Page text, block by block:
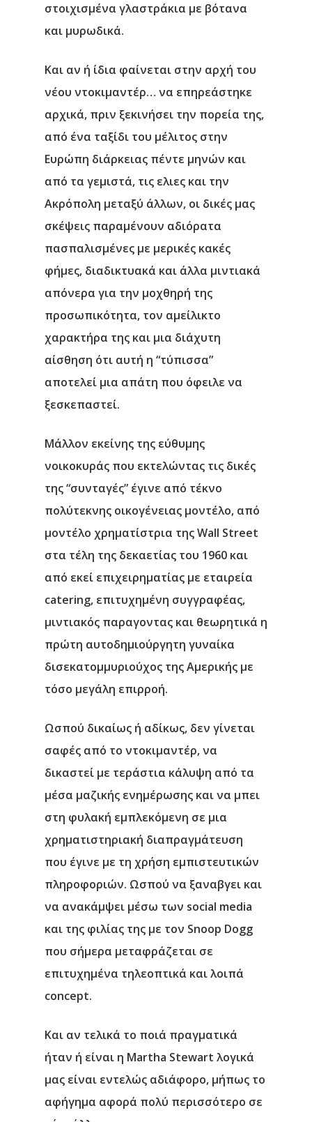
στοιχισμένα γλαστράκια με βότανα
και μυρωδικά.
Και αν ή ίδια φαίνεται στην αρχή του
νέου ντοκιμαντέρ… να επηρεάστηκε
αρχικά, πριν ξεκινήσει την πορεία της,
από ένα ταξίδι του μέλιτος στην
Ευρώπη διάρκειας πέντε μηνών και
από τα γεμιστά, τις ελιες και την
Ακρόπολη μεταξύ άλλων, οι δικές μας
σκέψεις παραμένουν αδιόρατα
πασπαλισμένες με μερικές κακές
φήμες, διαδικτυακά και άλλα μιντιακά
απόνερα για την μοχθηρή της
προσωπικότητα, τον αμείλικτο
χαρακτήρα της και μια διάχυτη
αίσθηση ότι αυτή η “τύπισσα”
αποτελεί μια απάτη που όφειλε να
ξεσκεπαστεί.
Μάλλον εκείνης της εύθυμης
νοικοκυράς που εκτελώντας τις δικές
της “συνταγές” έγινε από τέκνο
πολύτεκνης οικογένειας μοντέλο, από
μοντέλο χρηματίστρια της Wall Street
στα τέλη της δεκαετίας του 1960 και
από εκεί επιχειρηματίας με εταιρεία
catering, επιτυχημένη συγγραφέας,
μιντιακός παραγοντας και θεωρητικά η
πρώτη αυτοδημιούργητη γυναίκα
δισεκατομμυριούχος της Αμερικής με
τόσο μεγάλη επιρροή.
Ωσπού δικαίως ή αδίκως, δεν γίνεται
σαφές από το ντοκιμαντέρ, να
δικαστεί με τεράστια κάλυψη από τα
μέσα μαζικής ενημέρωσης και να μπει
στη φυλακή εμπλεκόμενη σε μια
χρηματιστηριακή διαπραγμάτευση
που έγινε με τη χρήση εμπιστευτικών
πληροφοριών. Ωσπού να ξαναβγει και
να ανακάμψει μέσω των social media
και της φιλίας της με τον Snoop Dogg
που σήμερα μεταφράζεται σε
επιτυχημένα τηλεοπτικά και λοιπά
concept.
Και αν τελικά το ποιά πραγματικά
ήταν ή είναι η Martha Stewart λογικά
μας είναι εντελώς αδιάφορο, μήπως το
αφήγημα αφορά πολύ περισσότερο σε
Αρχική
Υπηρεσίες